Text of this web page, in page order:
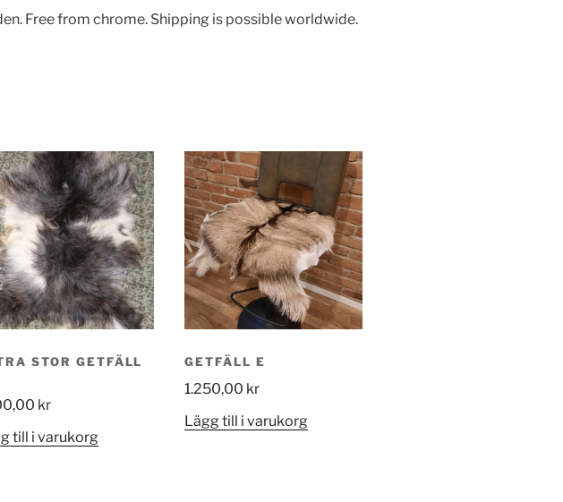
Free from chrome. Shipping is possible worldwide.
STOR GETFÄLL
kr
till i varukorg
GETFÄLL E
1.250,00 kr
Lägg till i varukorg